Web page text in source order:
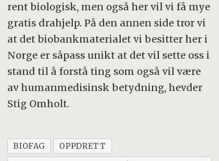
rent biologisk, men også her vil vi få mye
gratis drahjelp. På den annen side tror vi
at det biobankmaterialet vi besitter her i
Norge er såpass unikt at det vil sette oss i
stand til å forstå ting som også vil være
av humanmedisinsk betydning, hevder
Stig Omholt.
BIOFAG
OPPDRETT